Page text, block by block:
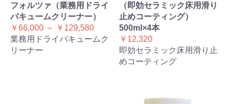
フォルツァ（業務用ドライ
バキュームクリーナー）
￥66,000 ～ ￥129,580
業務用ドライバキュームク
リーナー
（即効セラミック床用滑り
止めコーティング）
500ml×4本
￥12,320
即効セラミック床用滑り止
めコーティング